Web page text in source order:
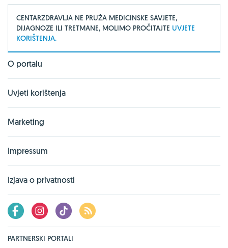
CENTARZDRAVLJA NE PRUŽA MEDICINSKE SAVJETE,
DIJAGNOZE ILI TRETMANE, MOLIMO PROČITAJTE UVJETE
KORIŠTENJA.
O portalu
Uvjeti korištenja
Marketing
Impressum
Izjava o privatnosti
PARTNERSKI PORTALI